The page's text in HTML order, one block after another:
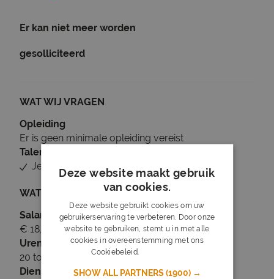
Er kan niet meer worden
gesolliciteerd
WAT WIJ VRAGEN
Opleiding
Er is geen minimale opleiding vereist
Talen
Je beheerst Nederlands
WAT WIJ BIEDEN
Salaris
€ 18,21 tot € 19,58
Uren
20 tot 28 uur per week
Dienstverband
Deze website maakt gebruik
van cookies.
Deze website gebruikt cookies om uw
gebruikerservaring te verbeteren. Door onze
website te gebruiken, stemt u in met alle
cookies in overeenstemming met ons
Cookiebeleid.
SHOW ALL PARTNERS(1900) →